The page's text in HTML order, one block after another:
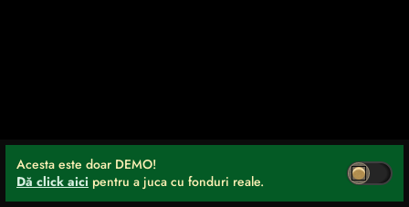
Acesta este doar DEMO!
Dă click aici pentru a juca cu fonduri reale.